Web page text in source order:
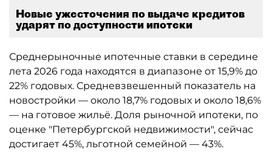
Новые ужесточения по выдаче кредитов
ударят по доступности ипотеки
Среднерыночные ипотечные ставки в середине
лета 2026 года находятся в диапазоне от 15,9% до
22% годовых. Средневзвешенный показатель на
новостройки — около 18,7% годовых и около 18,6%
— на готовое жильё. Доля рыночной ипотеки, по
оценке "Петербургской недвижимости", сейчас
достигает 45%, льготной семейной — 43%.